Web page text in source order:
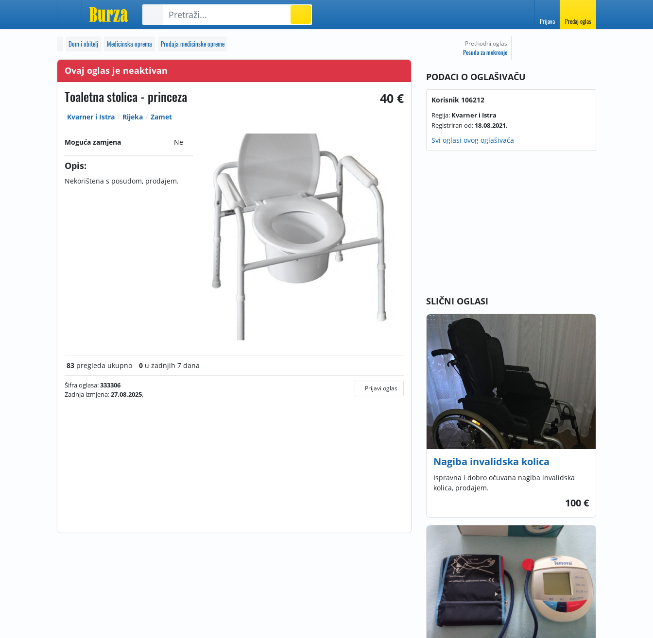
Prijava Predaj oglas
Dom i obitelj Medicinska oprema Prodaja medicinske opreme
Ovaj oglas je neaktivan
Toaletna stolica - princeza 40 €
Kvarner i Istra Rijeka Zamet
Moguća zamjena Ne
Opis:
Nekorištena s posudom, prodajem.
83 pregleda ukupno 0 u zadnjih 7 dana
Šifra oglasa:333306
Zadnja izmjena:27.08.2025.
Prijavi oglas
Prethodni oglas
Posuda za mokrenje
PODACI O OGLAŠIVAČU
Korisnik 106212
Regija: Kvarner i Istra
Registriran od: 18.08.2021.
Svi oglasi ovog oglašivača
SLIČNI OGLASI
Nagiba invalidska kolica
Ispravna i dobro očuvana nagiba invalidska
kolica, prodajem.
100 €